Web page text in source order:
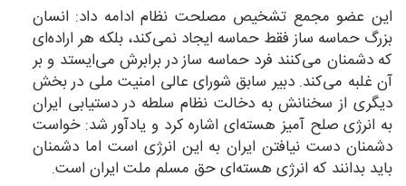
این عضو مجمع تشخیص مصلحت نظام ادامه داد: انسان
بزرگ حماسه ساز فقط حماسه ایجاد نمی‌کند، بلکه هر اراده‌ای
که دشمنان می‌کنند فرد حماسه ساز در برابرش می‌ایستد و بر
آن غلبه می‌کند. دبیر سابق شورای عالی امنیت ملی در بخش
دیگری از سخنانش به دخالت نظام سلطه در دستیابی ایران
به انرژی صلح آمیز هسته‌ای اشاره کرد و یادآور شد: خواست
دشمنان دست نیافتن ایران به این انرژی است اما دشمنان
باید بدانند که انرژی هسته‌ای حق مسلم ملت ایران است.